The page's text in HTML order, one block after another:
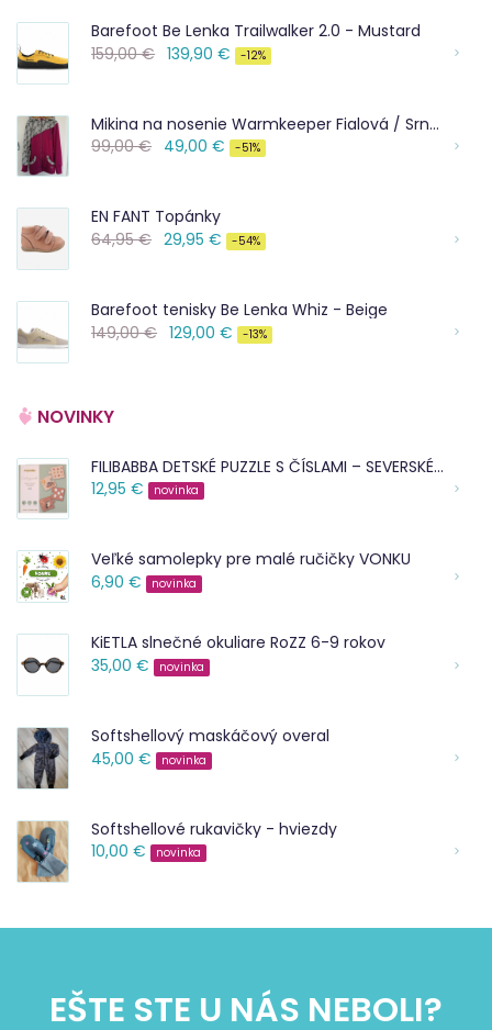
Barefoot Be Lenka Trailwalker 2.0 - Mustard
159,00 € 139,90 € -12%
Mikina na nosenie Warmkeeper Fialová / Srnky
99,00 € 49,00 € -51%
EN FANT Topánky
64,95 € 29,95 € -54%
Barefoot tenisky Be Lenka Whiz - Beige
149,00 € 129,00 € -13%
NOVINKY
FILIBABBA DETSKÉ PUZZLE S ČÍSLAMI – SEVERSKÉ ZVIERATKÁ
12,95 €
novinka
Veľké samolepky pre malé ručičky VONKU
6,90 €
novinka
KiETLA slnečné okuliare RoZZ 6-9 rokov
35,00 €
novinka
Softshellový maskáčový overal
45,00 €
novinka
Softshellové rukavičky - hviezdy
10,00 €
novinka
EŠTE STE U NÁS NEBOLI?